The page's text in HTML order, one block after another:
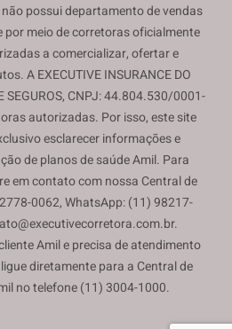
possui departamento de vendas
meio de corretoras oficialmente
a comercializar, ofertar e
A EXECUTIVE INSURANCE DO
SEGUROS, CNPJ: 44.804.530/0001-
autorizadas. Por isso, este site
esclarecer informações e
de planos de saúde Amil. Para
em contato com nossa Central de
0062, WhatsApp: (11) 98217-
Amil e precisa de atendimento
diretamente para a Central de
no telefone (11) 3004-1000.